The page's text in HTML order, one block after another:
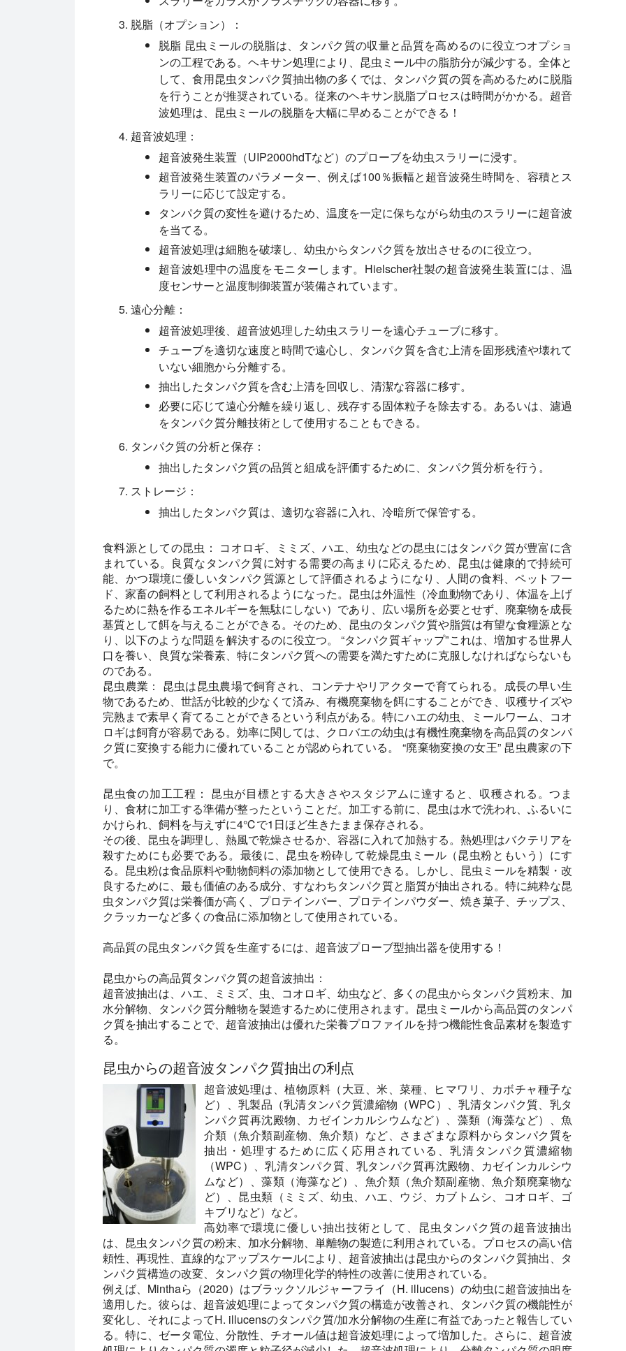
脱脂（オプション）：
脱脂 昆虫ミールの脱脂は、タンパク質の収量と品質を高めるのに役立つオプショ
ンの工程である。ヘキサン処理により、昆虫ミール中の脂肪分が減少する。全体と
して、食用昆虫タンパク質抽出物の多くでは、タンパク質の質を高めるために脱脂
を行うことが推奨されている。従来のヘキサン脱脂プロセスは時間がかかる。超音
波処理は、昆虫ミールの脱脂を大幅に早めることができる！
超音波処理：
超音波発生装置（UIP2000hdTなど）のプローブを幼虫スラリーに浸す。
超音波発生装置のパラメーター、例えば100％振幅と超音波発生時間を、容積とス
ラリーに応じて設定する。
タンパク質の変性を避けるため、温度を一定に保ちながら幼虫のスラリーに超音波
を当てる。
超音波処理は細胞を破壊し、幼虫からタンパク質を放出させるのに役立つ。
超音波処理中の温度をモニターします。Hielscher社製の超音波発生装置には、温
度センサーと温度制御装置が装備されています。
遠心分離：
超音波処理後、超音波処理した幼虫スラリーを遠心チューブに移す。
チューブを適切な速度と時間で遠心し、タンパク質を含む上清を固形残渣や壊れて
いない細胞から分離する。
抽出したタンパク質を含む上清を回収し、清潔な容器に移す。
必要に応じて遠心分離を繰り返し、残存する固体粒子を除去する。あるいは、濾過
をタンパク質分離技術として使用することもできる。
タンパク質の分析と保存：
抽出したタンパク質の品質と組成を評価するために、タンパク質分析を行う。
ストレージ：
抽出したタンパク質は、適切な容器に入れ、冷暗所で保管する。
食料源としての昆虫： コオロギ、ミミズ、ハエ、幼虫などの昆虫にはタンパク質が豊富に含
まれている。良質なタンパク質に対する需要の高まりに応えるため、昆虫は健康的で持続可
能、かつ環境に優しいタンパク質源として評価されるようになり、人間の食料、ペットフー
ド、家畜の飼料として利用されるようになった。昆虫は外温性（冷血動物であり、体温を上げ
るために熱を作るエネルギーを無駄にしない）であり、広い場所を必要とせず、廃棄物を成長
基質として餌を与えることができる。そのため、昆虫のタンパク質や脂質は有望な食糧源とな
り、以下のような問題を解決するのに役立つ。 “タンパク質ギャップ”これは、増加する世界人
口を養い、良質な栄養素、特にタンパク質への需要を満たすために克服しなければならないも
のである。
昆虫農業： 昆虫は昆虫農場で飼育され、コンテナやリアクターで育てられる。成長の早い生
物であるため、世話が比較的少なくて済み、有機廃棄物を餌にすることができ、収穫サイズや
完熟まで素早く育てることができるという利点がある。特にハエの幼虫、ミールワーム、コオ
ロギは飼育が容易である。効率に関しては、クロバエの幼虫は有機性廃棄物を高品質のタンパ
ク質に変換する能力に優れていることが認められている。 “廃棄物変換の女王” 昆虫農家の下
で。
昆虫食の加工工程： 昆虫が目標とする大きさやスタジアムに達すると、収穫される。つま
り、食材に加工する準備が整ったということだ。加工する前に、昆虫は水で洗われ、ふるいに
かけられ、飼料を与えずに4℃で1日ほど生きたまま保存される。
その後、昆虫を調理し、熱風で乾燥させるか、容器に入れて加熱する。熱処理はバクテリアを
殺すためにも必要である。最後に、昆虫を粉砕して乾燥昆虫ミール（昆虫粉ともいう）にす
る。昆虫粉は食品原料や動物飼料の添加物として使用できる。しかし、昆虫ミールを精製・改
良するために、最も価値のある成分、すなわちタンパク質と脂質が抽出される。特に純粋な昆
虫タンパク質は栄養価が高く、プロテインバー、プロテインパウダー、焼き菓子、チップス、
クラッカーなど多くの食品に添加物として使用されている。
高品質の昆虫タンパク質を生産するには、超音波プローブ型抽出器を使用する！
昆虫からの高品質タンパク質の超音波抽出：
超音波抽出は、ハエ、ミミズ、虫、コオロギ、幼虫など、多くの昆虫からタンパク質粉末、加
水分解物、タンパク質分離物を製造するために使用されます。昆虫ミールから高品質のタンパ
ク質を抽出することで、超音波抽出は優れた栄養プロファイルを持つ機能性食品素材を製造す
る。
昆虫からの超音波タンパク質抽出の利点
超音波処理は、植物原料（大豆、米、菜種、ヒマワリ、カボチャ種子な
ど）、乳製品（乳清タンパク質濃縮物（WPC）、乳清タンパク質、乳タ
ンパク質再沈殿物、カゼインカルシウムなど）、藻類（海藻など）、魚
介類（魚介類副産物、魚介類）など、さまざまな原料からタンパク質を
抽出・処理するために広く応用されている、乳清タンパク質濃縮物
（WPC）、乳清タンパク質、乳タンパク質再沈殿物、カゼインカルシウ
ムなど）、藻類（海藻など）、魚介類（魚介類副産物、魚介類廃棄物な
ど）、昆虫類（ミミズ、幼虫、ハエ、ウジ、カブトムシ、コオロギ、ゴ
キブリなど）など。
高効率で環境に優しい抽出技術として、昆虫タンパク質の超音波抽出
は、昆虫タンパク質の粉末、加水分解物、単離物の製造に利用されている。プロセスの高い信
頼性、再現性、直線的なアップスケールにより、超音波抽出は昆虫からのタンパク質抽出、タ
ンパク質構造の改変、タンパク質の物理化学的特性の改善に使用されている。
例えば、Minthaら（2020）はブラックソルジャーフライ（H. illucens）の幼虫に超音波抽出を
適用した。彼らは、超音波処理によってタンパク質の構造が改善され、タンパク質の機能性が
変化し、それによってH. illucensのタンパク質/加水分解物の生産に有益であったと報告してい
る。特に、ゼータ電位、分散性、チオール値は超音波処理によって増加した。さらに、超音波